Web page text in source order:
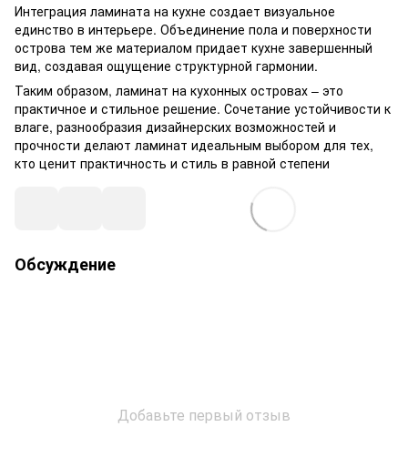
Интеграция ламината на кухне создает визуальное
единство в интерьере. Объединение пола и поверхности
острова тем же материалом придает кухне завершенный
вид, создавая ощущение структурной гармонии.
Таким образом, ламинат на кухонных островах – это
практичное и стильное решение. Сочетание устойчивости к
влаге, разнообразия дизайнерских возможностей и
прочности делают ламинат идеальным выбором для тех,
кто ценит практичность и стиль в равной степени
Обсуждение
Добавьте первый отзыв